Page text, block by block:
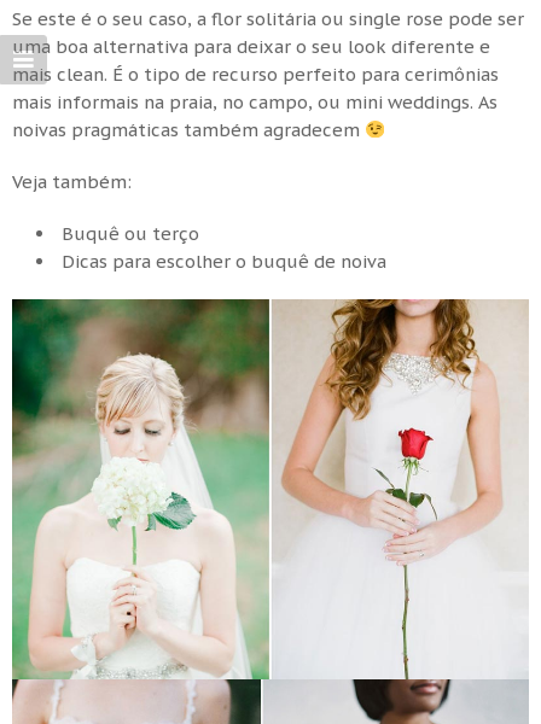
Se este é o seu caso, a flor solitária ou single rose pode ser
uma boa alternativa para deixar o seu look diferente e
mais clean. É o tipo de recurso perfeito para cerimônias
mais informais na praia, no campo, ou mini weddings. As
noivas pragmáticas também agradecem
Veja também:
Buquê ou terço
Dicas para escolher o buquê de noiva